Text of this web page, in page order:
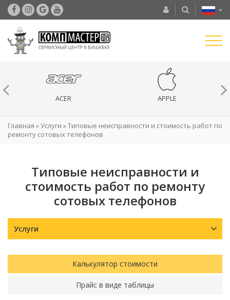
ACER APPLE
Главная »Услуги »Типовые неисправности и стоимость работ по
ремонту сотовых телефонов
Типовые неисправности и
стоимость работ по ремонту
сотовых телефонов
Услуги
Калькулятор стоимости
Прайс в виде таблицы